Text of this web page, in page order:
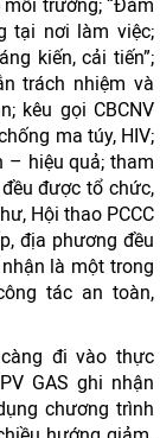
trường; “Đảm
tại nơi làm việc;
kiến, cải tiến”;
trách nhiệm và
kêu gọi CBCNV
ma túy, HIV;
– hiệu quả; tham
được tổ chức,
Hội thao PCCC
địa phương đều
là một trong
tác an toàn,
đi vào thực
GAS ghi nhận
chương trình